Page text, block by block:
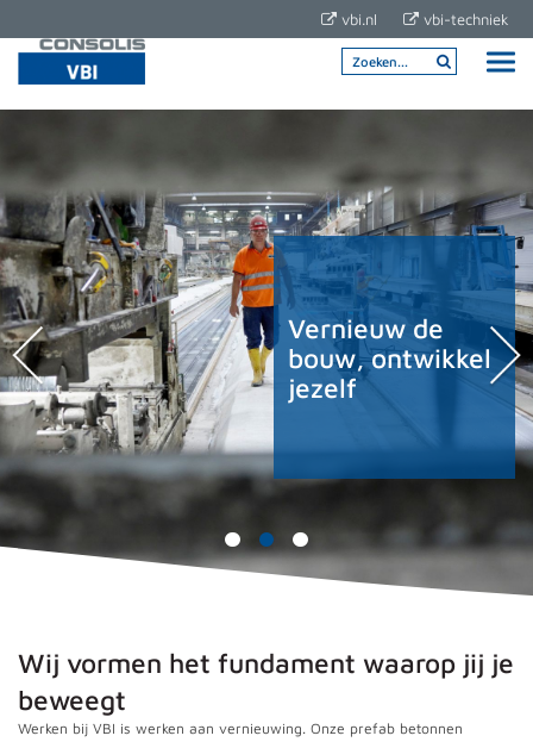
vbi.nl vbi-techniek
Vernieuw de
bouw, ontwikkel
jezelf
Wij vormen het fundament waarop jij je
beweegt
Werken bij VBI is werken aan vernieuwing. Onze prefab betonnen